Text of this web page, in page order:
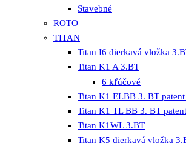
Stavebné
ROTO
TITAN
Titan I6 dierkavá vložka
Titan K1 A 3.BT
6 kľúčové
Titan K1 ELBB 3. BT
Titan K1 TL BB 3. BT
Titan K1WL 3.BT
Titan K5 dierkavá vložka